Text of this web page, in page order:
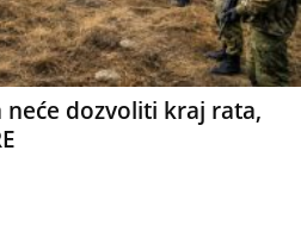
neće dozvoliti kraj rata,